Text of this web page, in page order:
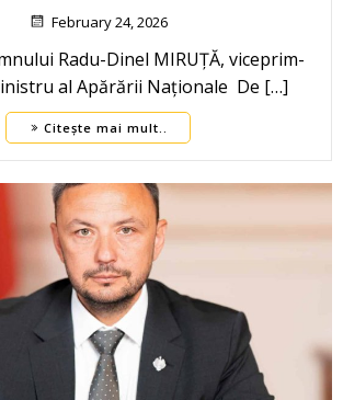
February 24, 2026
Radu-Dinel MIRUȚĂ, viceprim-
al Apărării Naționale De […]
Citește mai mult..